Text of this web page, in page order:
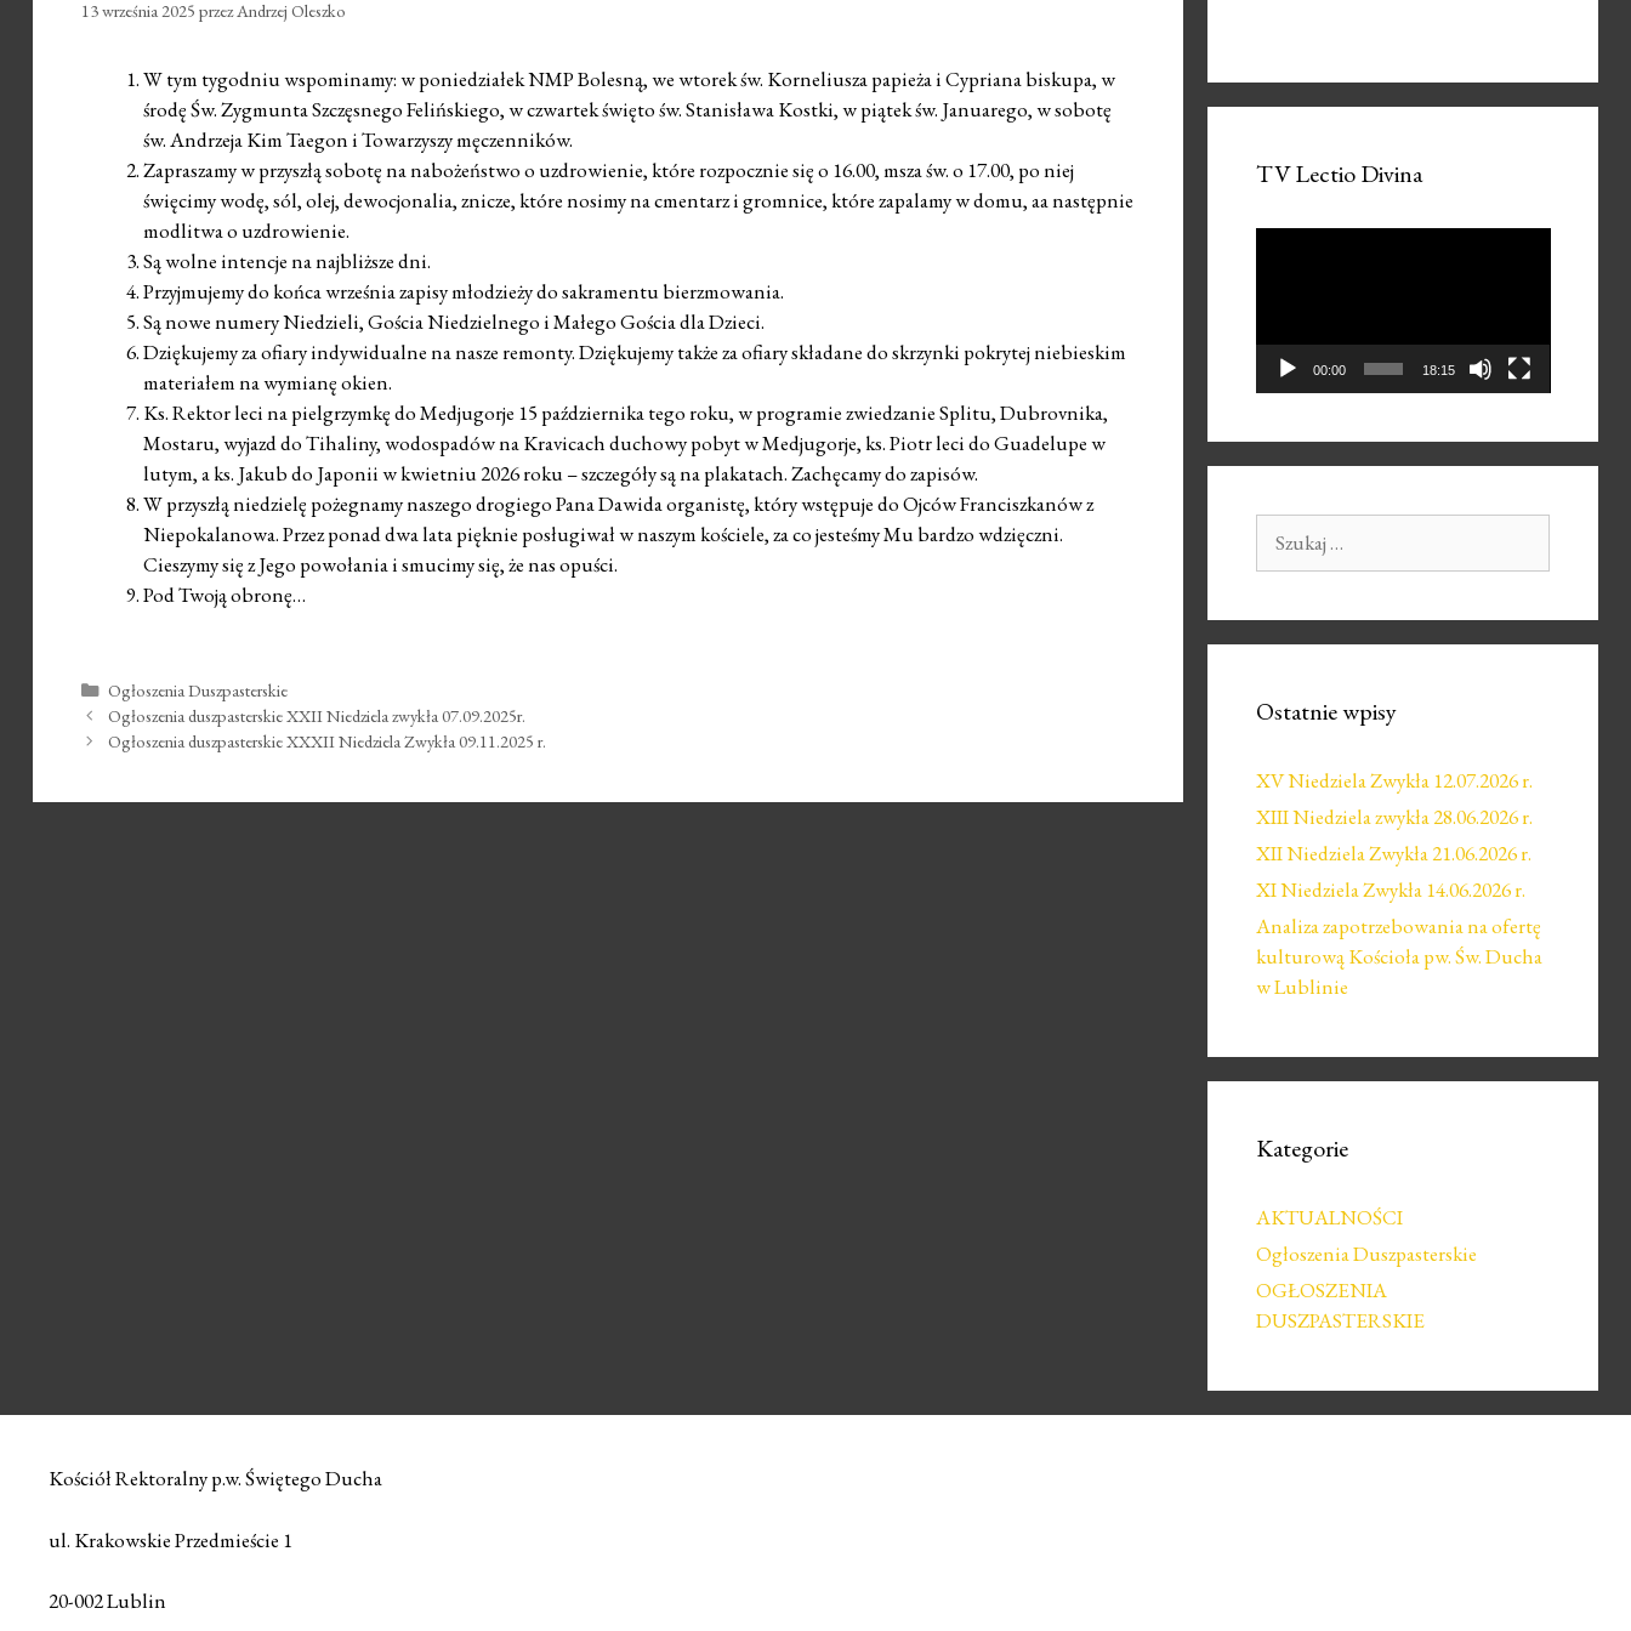
13 września 2025 przezAndrzej Oleszko
W tym tygodniu wspominamy: w poniedziałek NMP Bolesną, we wtorek św. Korneliusza papieża i Cypriana biskupa, w
środę Św. Zygmunta Szczęsnego Felińskiego, w czwartek święto św. Stanisława Kostki, w piątek św. Januarego, w sobotę
św. Andrzeja Kim Taegon i Towarzyszy męczenników.
Zapraszamy w przyszłą sobotę na nabożeństwo o uzdrowienie, które rozpocznie się o 16.00, msza św. o 17.00, po niej
święcimy wodę, sól, olej, dewocjonalia, znicze, które nosimy na cmentarz i gromnice, które zapalamy w domu, aa następnie
modlitwa o uzdrowienie.
Są wolne intencje na najbliższe dni.
Przyjmujemy do końca września zapisy młodzieży do sakramentu bierzmowania.
Są nowe numery Niedzieli, Gościa Niedzielnego i Małego Gościa dla Dzieci.
Dziękujemy za ofiary indywidualne na nasze remonty. Dziękujemy także za ofiary składane do skrzynki pokrytej niebieskim
materiałem na wymianę okien.
Ks. Rektor leci na pielgrzymkę do Medjugorje 15 października tego roku, w programie zwiedzanie Splitu, Dubrovnika,
Mostaru, wyjazd do Tihaliny, wodospadów na Kravicach duchowy pobyt w Medjugorje, ks. Piotr leci do Guadelupe w
lutym, a ks. Jakub do Japonii w kwietniu 2026 roku – szczegóły są na plakatach. Zachęcamy do zapisów.
W przyszłą niedzielę pożegnamy naszego drogiego Pana Dawida organistę, który wstępuje do Ojców Franciszkanów z
Niepokalanowa. Przez ponad dwa lata pięknie posługiwał w naszym kościele, za co jesteśmy Mu bardzo wdzięczni.
Cieszymy się z Jego powołania i smucimy się, że nas opuści.
Pod Twoją obronę…
Kategorie
Ogłoszenia Duszpasterskie
Zobacz
wpisy
Ogłoszenia duszpasterskie XXII Niedziela zwykła 07.09.2025r.
Ogłoszenia duszpasterskie XXXII Niedziela Zwykła 09.11.2025 r.
TV Lectio Divina
00:00 18:15
Szukaj:
Ostatnie wpisy
XV Niedziela Zwykła 12.07.2026 r.
XIII Niedziela zwykła 28.06.2026 r.
XII Niedziela Zwykła 21.06.2026 r.
XI Niedziela Zwykła 14.06.2026 r.
Analiza zapotrzebowania na ofertę
kulturową Kościoła pw. Św. Ducha
w Lublinie
Kategorie
AKTUALNOŚCI
Ogłoszenia Duszpasterskie
OGŁOSZENIA
DUSZPASTERSKIE
Kościół Rektoralny p.w. Świętego Ducha
ul. Krakowskie Przedmieście 1
20-002 Lublin